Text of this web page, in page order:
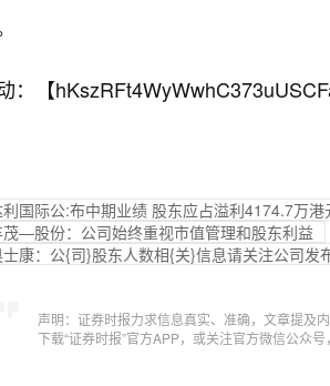
：【
国际公:布中期业绩 股东应占溢利4174.7万
—股份：公司始终重视市值管理和股东利益
康：公{司}股东人数相{关}信息请关注公司发
声明：证券时报力求信息真实、准确，文章提及
下载“证券时报”官方APP，或关注官方微信公众